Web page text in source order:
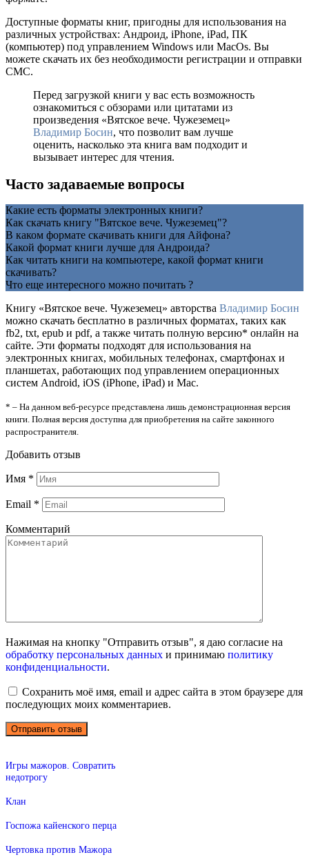
Доступные форматы книг, пригодны для использования на
различных устройствах: Андроид, iPhone, iPad, ПК
(компьютер) под управлением Windows или MacOs. Вы
можете скачать их без необходимости регистрации и отправки
СМС.
Перед загрузкой книги у вас есть возможность
ознакомиться с обзорами или цитатами из
произведения «Вятское вече. Чужеземец»
Владимир Босин, что позволит вам лучше
оценить, насколько эта книга вам подходит и
вызывает интерес для чтения.
Часто задаваемые вопросы
Какие есть форматы электронных книги?
Как скачать книгу "Вятское вече. Чужеземец"?
В каком формате скачивать книги для Айфона?
Какой формат книги лучше для Андроида?
Как читать книги на компьютере, какой формат книги
скачивать?
Что еще интересного можно почитать ?
Книгу «Вятское вече. Чужеземец» авторства Владимир Босин
можно скачать бесплатно в различных форматах, таких как
fb2, txt, epub и pdf, а также читать полную версию* онлайн на
сайте. Эти форматы подходят для использования на
электронных книгах, мобильных телефонах, смартфонах и
планшетах, работающих под управлением операционных
систем Android, iOS (iPhone, iPad) и Mac.
* – На данном веб-ресурсе представлена лишь демонстрационная версия
книги. Полная версия доступна для приобретения на сайте законного
распространителя.
Добавить отзыв
Имя *
Email *
Комментарий
Нажимая на кнопку "Отправить отзыв", я даю согласие на
обработку персональных данных и принимаю политику
конфиденциальности.
Сохранить моё имя, email и адрес сайта в этом браузере для
последующих моих комментариев.
Игры мажоров. Совратить
недотрогу
Клан
Госпожа кайенского перца
Чертовка против Мажора